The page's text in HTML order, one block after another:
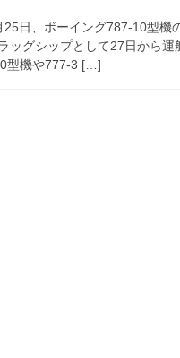
日、ボーイング787-10型機
ッグシップとして27日から運
型機や777-3 […]